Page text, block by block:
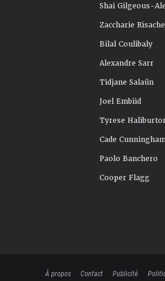
Shai Gilgeous-
Zaccharie
Bilal Coulibaly
Alexandre Sarr
Tidjane Salaün
Joel Embiid
Tyrese
Cade
Paolo Banchero
Cooper Flagg
À propos Contact Publicité